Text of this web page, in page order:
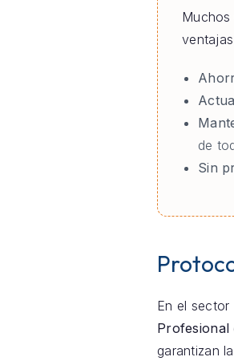
Muchos
de
Sin
En el sector
Profesional
garantizan